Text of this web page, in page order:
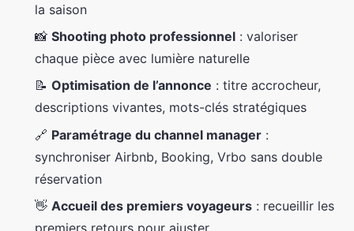
la saison
📸 Shooting photo professionnel : valoriser
chaque pièce avec lumière naturelle
📝 Optimisation de l’annonce : titre accrocheur,
descriptions vivantes, mots-clés stratégiques
🔗 Paramétrage du channel manager :
synchroniser Airbnb, Booking, Vrbo sans double
réservation
👋 Accueil des premiers voyageurs : recueillir les